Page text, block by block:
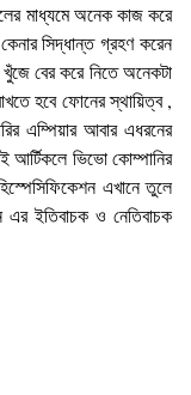
মাধ্যমে অনেক কাজ করে
সিদ্ধান্ত গ্রহণ করেন
বের করে নিতে অনেকটা
হবে ফোনের স্থায়িত্ব ,
এম্পিয়ার আবার এধরনের
আর্টিকলে ভিভো কোম্পানির
এখানে তুলে
এর ইতিবাচক ও নেতিবাচক